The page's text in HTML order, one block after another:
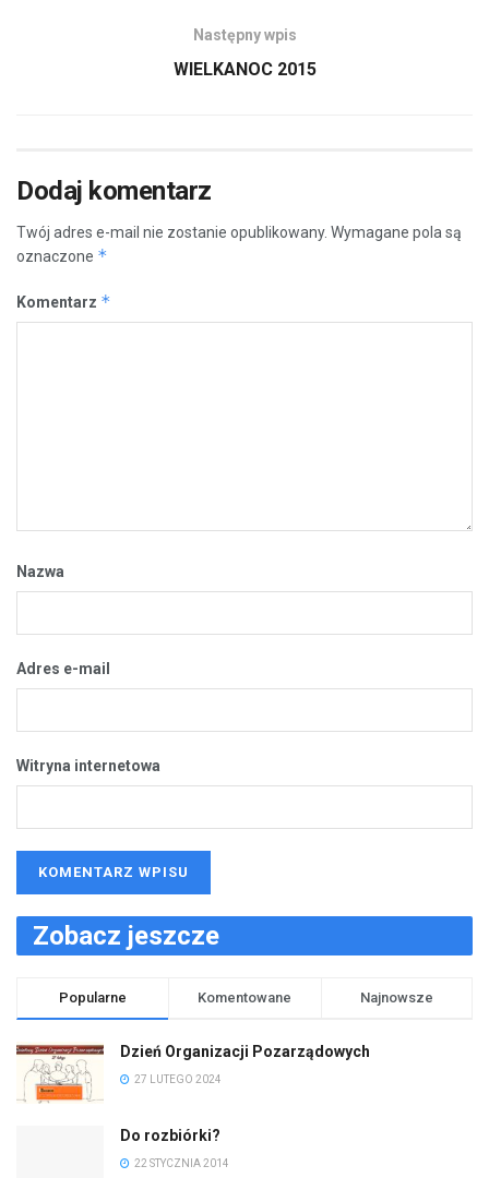
Następny wpis
WIELKANOC 2015
Dodaj komentarz
Twój adres e-mail nie zostanie opublikowany. Wymagane pola są
oznaczone *
Komentarz *
Nazwa
Adres e-mail
Witryna internetowa
Zobacz jeszcze
Popularne Komentowane Najnowsze
Dzień Organizacji Pozarządowych
27 LUTEGO 2024
Do rozbiórki?
22 STYCZNIA 2014